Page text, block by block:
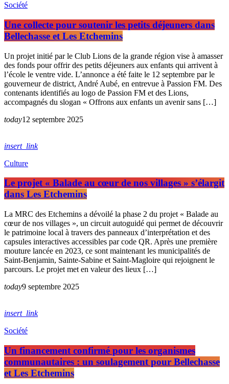
Société
Une collecte pour soutenir les petits déjeuners dans
Bellechasse et Les Etchemins
Un projet initié par le Club Lions de la grande région vise à amasser
des fonds pour offrir des petits déjeuners aux enfants qui arrivent à
l’école le ventre vide. L’annonce a été faite le 12 septembre par le
gouverneur de district, André Aubé, en entrevue à Passion FM. Des
contenants identifiés au logo de Passion FM et des Lions,
accompagnés du slogan « Offrons aux enfants un avenir sans […]
today12 septembre 2025
insert_link
Culture
Le projet « Balade au cœur de nos villages » s’élargit
dans Les Etchemins
La MRC des Etchemins a dévoilé la phase 2 du projet « Balade au
cœur de nos villages », un circuit autoguidé qui permet de découvrir
le patrimoine local à travers des panneaux d’interprétation et des
capsules interactives accessibles par code QR. Après une première
mouture lancée en 2023, ce sont maintenant les municipalités de
Saint-Benjamin, Sainte-Sabine et Saint-Magloire qui rejoignent le
parcours. Le projet met en valeur des lieux […]
today9 septembre 2025
insert_link
Société
Un financement confirmé pour les organismes
communautaires : un soulagement pour Bellechasse
et Les Etchemins